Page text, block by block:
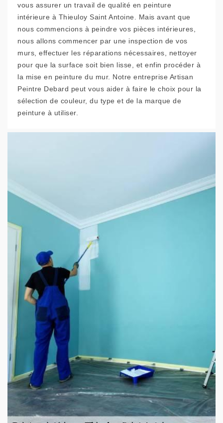
vous assurer un travail de qualité en peinture
intérieure à Thieuloy Saint Antoine. Mais avant que
nous commencions à peindre vos pièces intérieures,
nous allons commencer par une inspection de vos
murs, effectuer les réparations nécessaires, nettoyer
pour que la surface soit bien lisse, et enfin procéder à
la mise en peinture du mur. Notre entreprise Artisan
Peintre Debard peut vous aider à faire le choix pour la
sélection de couleur, du type et de la marque de
peinture à utiliser.